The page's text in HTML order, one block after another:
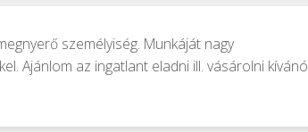
személyiség. Munkáját nagy
Ajánlom az ingatlant eladni ill. vásárolni kívánó